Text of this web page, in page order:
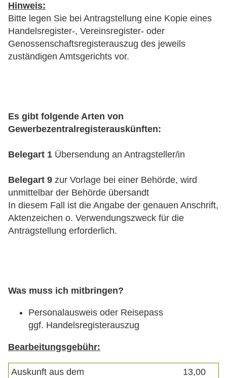
Hinweis:
Bitte legen Sie bei Antragstellung eine Kopie eines
Handelsregister-, Vereinsregister- oder
Genossenschaftsregisterauszug des jeweils
zuständigen Amtsgerichts vor.
Es gibt folgende Arten von
Gewerbezentralregisterauskünften:
Belegart 1 Übersendung an Antragsteller/in
Belegart 9 zur Vorlage bei einer Behörde, wird
unmittelbar der Behörde übersandt
In diesem Fall ist die Angabe der genauen Anschrift,
Aktenzeichen o. Verwendungszweck für die
Antragstellung erforderlich.
Was muss ich mitbringen?
Personalausweis oder Reisepass
ggf. Handelsregisterauszug
Bearbeitungsgebühr:
Auskunft aus dem
13,00